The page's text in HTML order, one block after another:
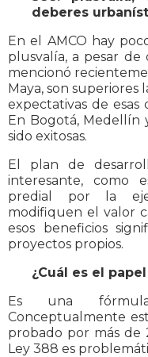
deberes
En el AMCO hay
plusvalía, a pesar
mencionó
Maya, son superiores
expectativas de esas
En Bogotá, Medellín
sido exitosas.
El plan de
interesante, como
predial por la
modifiquen el valor
esos beneficios
proyectos propios.
¿Cuál es el
Es una
Conceptualmente
probado por más de
Ley 388 es